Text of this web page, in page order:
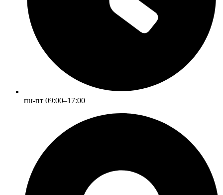
пн-пт 09:00–17:00